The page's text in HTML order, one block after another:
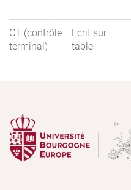
CT (contrôle
terminal)
Ecrit sur
table